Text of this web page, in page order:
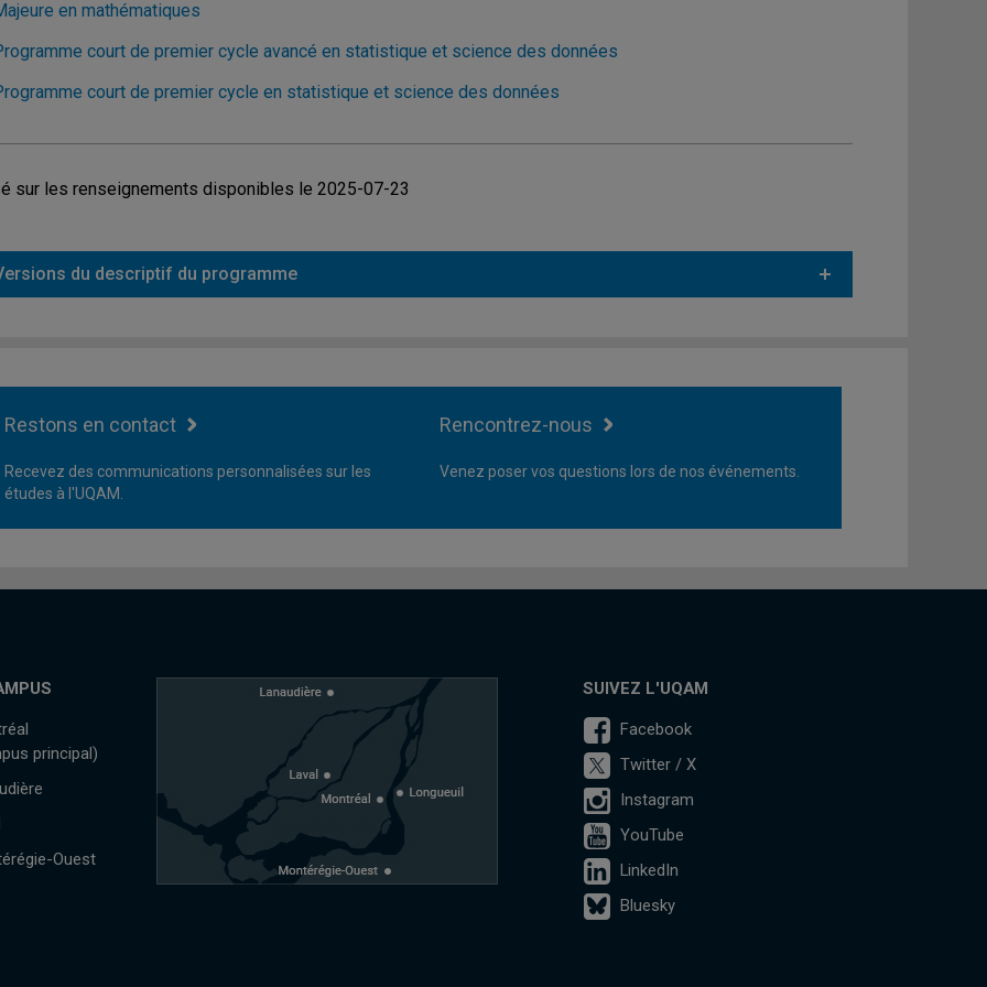
en mathématiques
court de premier cycle avancé en statistique et science des données
court de premier cycle en statistique et science des données
sur les renseignements disponibles le 2025-07-23
du descriptif du programme
Restons en contact
Recevez des communications personnalisées sur les
études à l'UQAM.
Rencontrez-nous
Venez poser vos questions lors de nos événements.
principal)
Ouest
SUIVEZ L'UQAM
Facebook
Twitter / X
Instagram
YouTube
LinkedIn
Bluesky